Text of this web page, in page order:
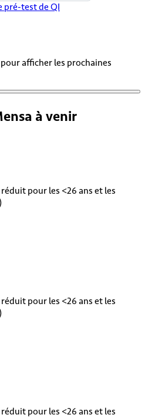
pré-test de QI
afficher les prochaines
à venir
pour les <26 ans et les
pour les <26 ans et les
pour les <26 ans et les